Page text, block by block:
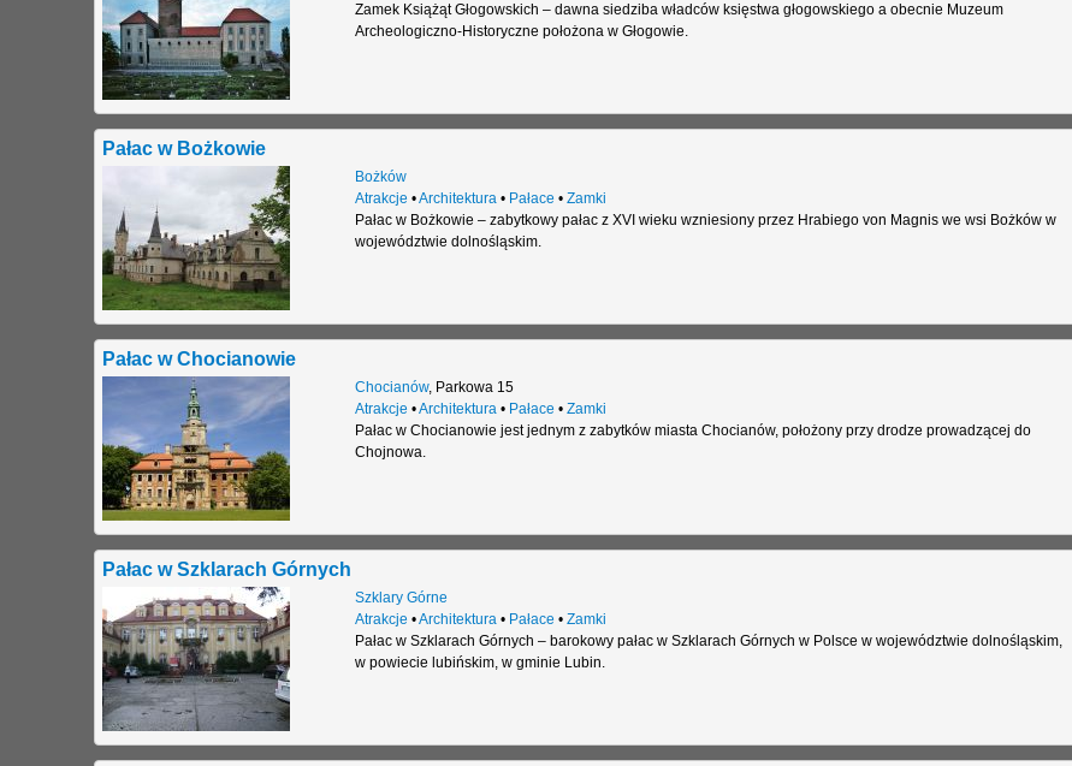
Zamek Książąt Głogowskich – dawna siedziba władców księstwa głogowskiego a obecnie Muzeum
Archeologiczno-Historyczne położona w Głogowie.
Pałac w Bożkowie
Bożków
Atrakcje •Architektura• Pałace • Zamki
Pałac w Bożkowie – zabytkowy pałac z XVI wieku wzniesiony przez Hrabiego von Magnis we wsi Bożków w
województwie dolnośląskim.
Pałac w Chocianowie
Chocianów, Parkowa 15
Atrakcje •Architektura• Pałace • Zamki
Pałac w Chocianowie jest jednym z zabytków miasta Chocianów, położony przy drodze prowadzącej do
Chojnowa.
Pałac w Szklarach Górnych
Szklary Górne
Atrakcje •Architektura• Pałace • Zamki
Pałac w Szklarach Górnych – barokowy pałac w Szklarach Górnych w Polsce w województwie dolnośląskim,
w powiecie lubińskim, w gminie Lubin.